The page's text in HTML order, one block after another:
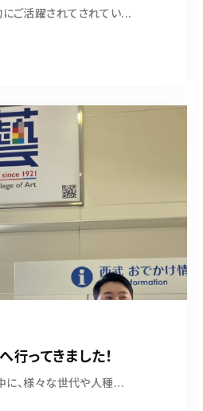
ご活躍されてされてい...
ってきました！
に、様々な世代や人種...